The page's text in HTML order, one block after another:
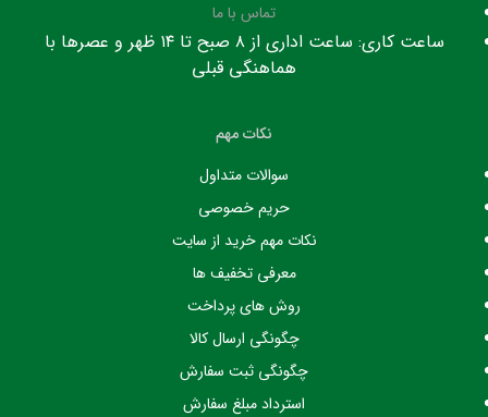
تماس با ما
ساعت کاری: ساعت اداری از ۸ صبح تا ۱۴ ظهر و عصرها با
هماهنگی قبلی
نکات مهم
سوالات متداول
حریم خصوصی
نکات مهم خرید از سایت
معرفی تخفیف ها
روش های پرداخت
چگونگی ارسال کالا
چگونگی ثبت سفارش
استرداد مبلغ سفارش